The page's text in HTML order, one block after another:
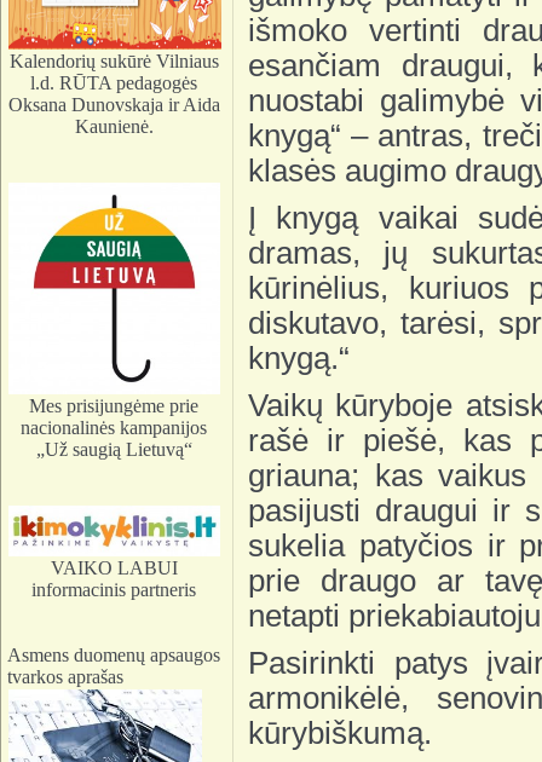
Kalendorių sukūrė Vilniaus
l.d. RŪTA pedagogės
Oksana Dunovskaja ir Aida
Kaunienė.
Mes prisijungėme prie
nacionalinės kampanijos
„Už saugią Lietuvą“
VAIKO LABUI
informacinis partneris
Asmens duomenų apsaugos
tvarkos aprašas
išmoko vertinti
esančiam
nuostabi galimybė
knygą“ – antras,
klasės augimo
Į knygą vaikai
dramas, jų
kūrinėlius, kuriuos
diskutavo, tarėsi,
knygą.“
Vaikų kūryboje
rašė ir piešė, kas
griauna; kas
pasijusti draugui ir
sukelia patyčios ir
prie draugo ar
netapti
Pasirinkti patys
armonikėlė,
kūrybiškumą.